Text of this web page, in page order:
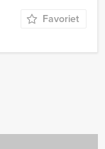
Favoriet